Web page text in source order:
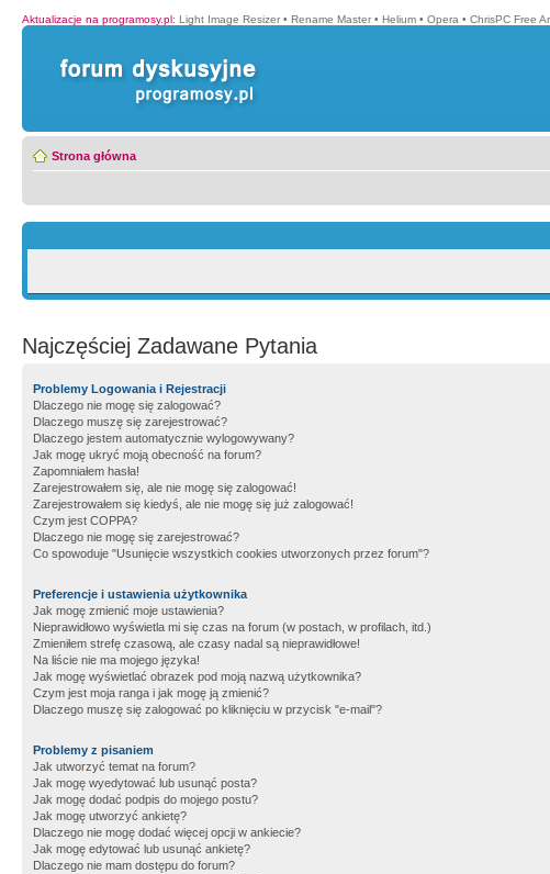
Aktualizacje na programosy.pl: Light Image Resizer • Rename Master • Helium • Opera • ChrisPC Free
Strona główna
Najczęściej Zadawane Pytania
Problemy Logowania i Rejestracji
Dlaczego nie mogę się zalogować?
Dlaczego muszę się zarejestrować?
Dlaczego jestem automatycznie wylogowywany?
Jak mogę ukryć moją obecność na forum?
Zapomniałem hasła!
Zarejestrowałem się, ale nie mogę się zalogować!
Zarejestrowałem się kiedyś, ale nie mogę się już zalogować!
Czym jest COPPA?
Dlaczego nie mogę się zarejestrować?
Co spowoduje "Usunięcie wszystkich cookies utworzonych przez forum"?
Preferencje i ustawienia użytkownika
Jak mogę zmienić moje ustawienia?
Nieprawidłowo wyświetla mi się czas na forum (w postach, w profilach, itd.)
Zmieniłem strefę czasową, ale czasy nadal są nieprawidłowe!
Na liście nie ma mojego języka!
Jak mogę wyświetlać obrazek pod moją nazwą użytkownika?
Czym jest moja ranga i jak mogę ją zmienić?
Dlaczego muszę się zalogować po kliknięciu w przycisk "e-mail"?
Problemy z pisaniem
Jak utworzyć temat na forum?
Jak mogę wyedytować lub usunąć posta?
Jak mogę dodać podpis do mojego postu?
Jak mogę utworzyć ankietę?
Dlaczego nie mogę dodać więcej opcji w ankiecie?
Jak mogę edytować lub usunąć ankietę?
Dlaczego nie mam dostępu do forum?